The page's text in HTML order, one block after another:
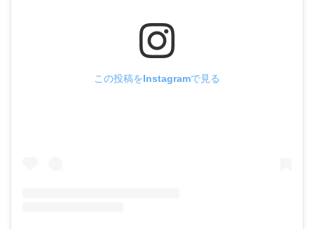
この投稿をInstagramで見る